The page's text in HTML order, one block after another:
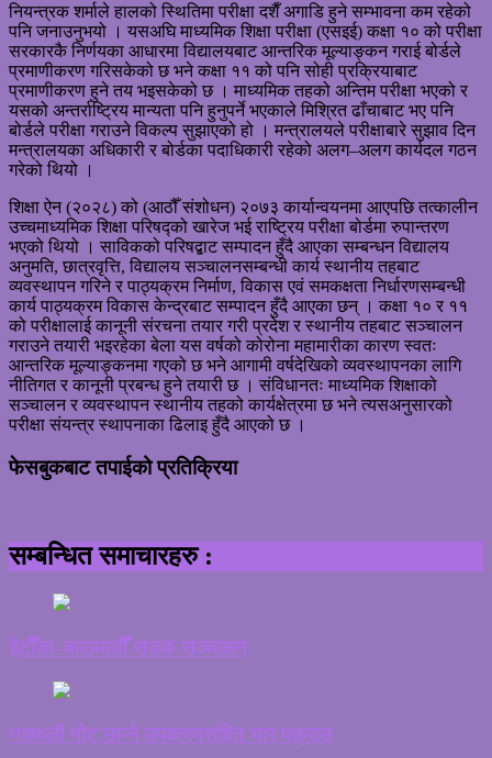
नियन्त्रक शर्माले हालको स्थितिमा परीक्षा दशैँ अगाडि हुने सम्भावना कम रहेको
पनि जनाउनुभयो । यसअघि माध्यमिक शिक्षा परीक्षा (एसइई) कक्षा १० को परीक्षा
सरकारकै निर्णयका आधारमा विद्यालयबाट आन्तरिक मूल्याङ्कन गराई बोर्डले
प्रमाणीकरण गरिसकेको छ भने कक्षा ११ को पनि सोही प्रक्रियाबाट
प्रमाणीकरण हुने तय भइसकेको छ । माध्यमिक तहको अन्तिम परीक्षा भएको र
यसको अन्तर्राष्ट्रिय मान्यता पनि हुनुपर्ने भएकाले मिश्रित ढाँचाबाट भए पनि
बोर्डले परीक्षा गराउने विकल्प सुझाएको हो । मन्त्रालयले परीक्षाबारे सुझाव दिन
मन्त्रालयका अधिकारी र बोर्डका पदाधिकारी रहेको अलग–अलग कार्यदल गठन
गरेको थियो ।
शिक्षा ऐन (२०२८) को (आठौँ संशोधन) २०७३ कार्यान्वयनमा आएपछि तत्कालीन
उच्चमाध्यमिक शिक्षा परिषद्को खारेज भई राष्ट्रिय परीक्षा बोर्डमा रुपान्तरण
भएको थियो । साविकको परिषद्बाट सम्पादन हुँदै आएका सम्बन्धन विद्यालय
अनुमति, छात्रवृत्ति, विद्यालय सञ्चालनसम्बन्धी कार्य स्थानीय तहबाट
व्यवस्थापन गरिने र पाठ्यक्रम निर्माण, विकास एवं समकक्षता निर्धारणसम्बन्धी
कार्य पाठ्यक्रम विकास केन्द्रबाट सम्पादन हुँदै आएका छन् । कक्षा १० र ११
को परीक्षालाई कानूनी संरचना तयार गरी प्रदेश र स्थानीय तहबाट सञ्चालन
गराउने तयारी भइरहेका बेला यस वर्षको कोरोना महामारीका कारण स्वतः
आन्तरिक मूल्याङ्कनमा गएको छ भने आगामी वर्षदेखिको व्यवस्थापनका लागि
नीतिगत र कानूनी प्रबन्ध हुने तयारी छ । संविधानतः माध्यमिक शिक्षाको
सञ्चालन र व्यवस्थापन स्थानीय तहको कार्यक्षेत्रमा छ भने त्यसअनुसारको
परीक्षा संयन्त्र स्थापनाका ढिलाइ हुँदै आएको छ ।
फेसबुकबाट तपाईको प्रतिक्रिया
सम्बन्धित समाचारहरु :
हेटौँडा–काठमाडौँ सडक सञ्चालन
नक्कली नोट छाप्ने उपकरणसहित चार पक्राउ